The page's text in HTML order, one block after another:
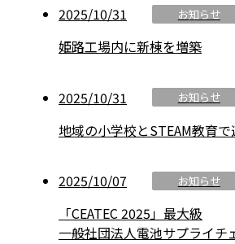
2025/10/31 お知らせ
姫路工場内に新棟を増築
2025/10/31 お知らせ
地域の小学校とSTEAM教育
2025/10/07 お知らせ
「CEATEC 2025」最大級
一般社団法人電池サプライチ